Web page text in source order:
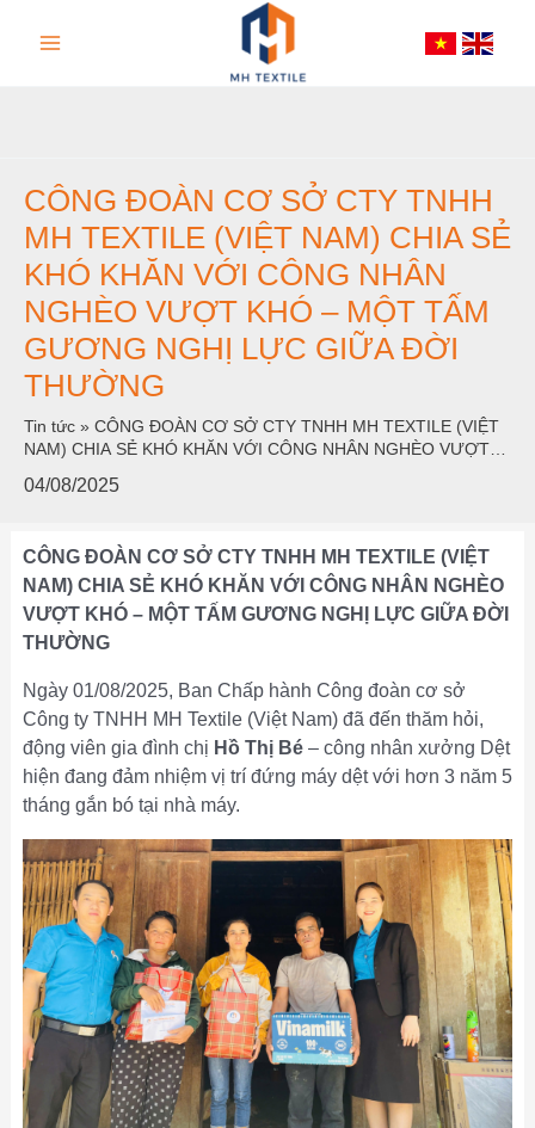
CÔNG ĐOÀN CƠ SỞ CTY TNHH
MH TEXTILE (VIỆT NAM) CHIA SẺ
KHÓ KHĂN VỚI CÔNG NHÂN
NGHÈO VƯỢT KHÓ – MỘT TẤM
GƯƠNG NGHỊ LỰC GIỮA ĐỜI
THƯỜNG
Tin tức » CÔNG ĐOÀN CƠ SỞ CTY TNHH MH TEXTILE (VIỆT
NAM) CHIA SẺ KHÓ KHĂN VỚI CÔNG NHÂN NGHÈO VƯỢT
04/08/2025
CÔNG ĐOÀN CƠ SỞ CTY TNHH MH TEXTILE (VIỆT
NAM) CHIA SẺ KHÓ KHĂN VỚI CÔNG NHÂN NGHÈO
VƯỢT KHÓ – MỘT TẤM GƯƠNG NGHỊ LỰC GIỮA ĐỜI
THƯỜNG
Ngày 01/08/2025, Ban Chấp hành Công đoàn cơ sở
Công ty TNHH MH Textile (Việt Nam) đã đến thăm hỏi,
động viên gia đình chị Hồ Thị Bé– công nhân xưởng Dệt
hiện đang đảm nhiệm vị trí đứng máy dệt với hơn 3 năm 5
tháng gắn bó tại nhà máy.